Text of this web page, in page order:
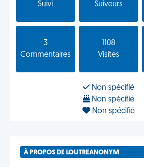
Suivi
Suiveurs
3
Commentaires
1108
Visites
Non spécifié
Non spécifié
Non spécifié
À PROPOS DE LOUTREANONYM